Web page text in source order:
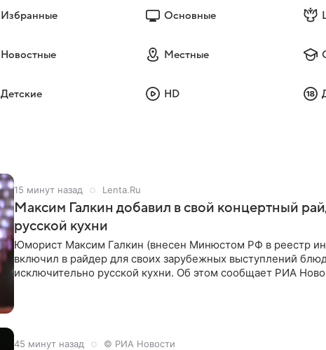
Избранные Основные
Новостные Местные
Детские HD
15 минут назад Lenta.Ru
Максим Галкин добавил в свой концертный
русской кухни
Юморист Максим Галкин (внесен Минюстом РФ в реестр
включил в райдер для своих зарубежных выступлений
исключительно русской кухни. Об этом сообщает РИА
45 минут назад © РИА Новости